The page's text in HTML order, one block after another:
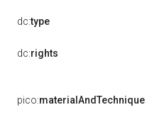
dc:type
dc:rights
pico:materialAndTechnique